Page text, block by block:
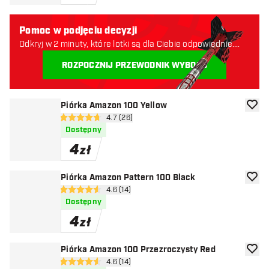
Piórka Amazon 100 Yellow
otwórz panel recenzji
4.7 gwiazdki oceny
4.7 (26)
Dostępny
4zł
Piórka Amazon Pattern 100 Black
otwórz panel recenzji
4.6 gwiazdki oceny
4.6 (14)
Dostępny
4zł
Piórka Amazon 100 Przezroczysty Red
otwórz panel recenzji
4.6 gwiazdki oceny
4.6 (14)
Pomoc w podjęciu decyzji
Odkryj w 2 minuty, które lotki są dla Ciebie odpowiednie.
ROZPOCZNIJ PRZEWODNIK WYBORU